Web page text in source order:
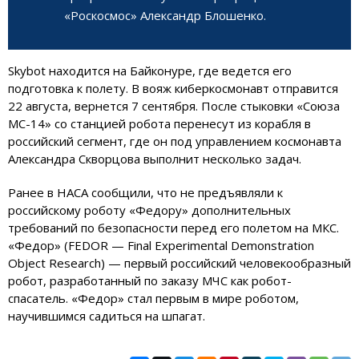
«Роскосмос» Александр Блошенко.
Skybot находится на Байконуре, где ведется его
подготовка к полету. В вояж киберкосмонавт отправится
22 августа, вернется 7 сентября. После стыковки «Союза
МС-14» со станцией робота перенесут из корабля в
российский сегмент, где он под управлением космонавта
Александра Скворцова выполнит несколько задач.
Ранее в НАСА сообщили, что не предъявляли к
российскому роботу «Федору» дополнительных
требований по безопасности перед его полетом на МКС.
«Федор» (FEDOR — Final Experimental Demonstration
Object Research) — первый российский человекообразный
робот, разработанный по заказу МЧС как робот-
спасатель. «Федор» стал первым в мире роботом,
научившимся садиться на шпагат.